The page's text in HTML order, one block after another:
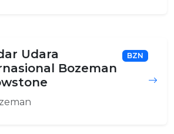
Udara
Bozeman
BZN